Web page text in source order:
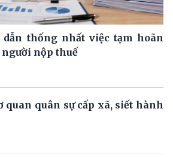
dẫn thống nhất việc tạm hoãn
nộp thuế
quan quân sự cấp xã, siết hành